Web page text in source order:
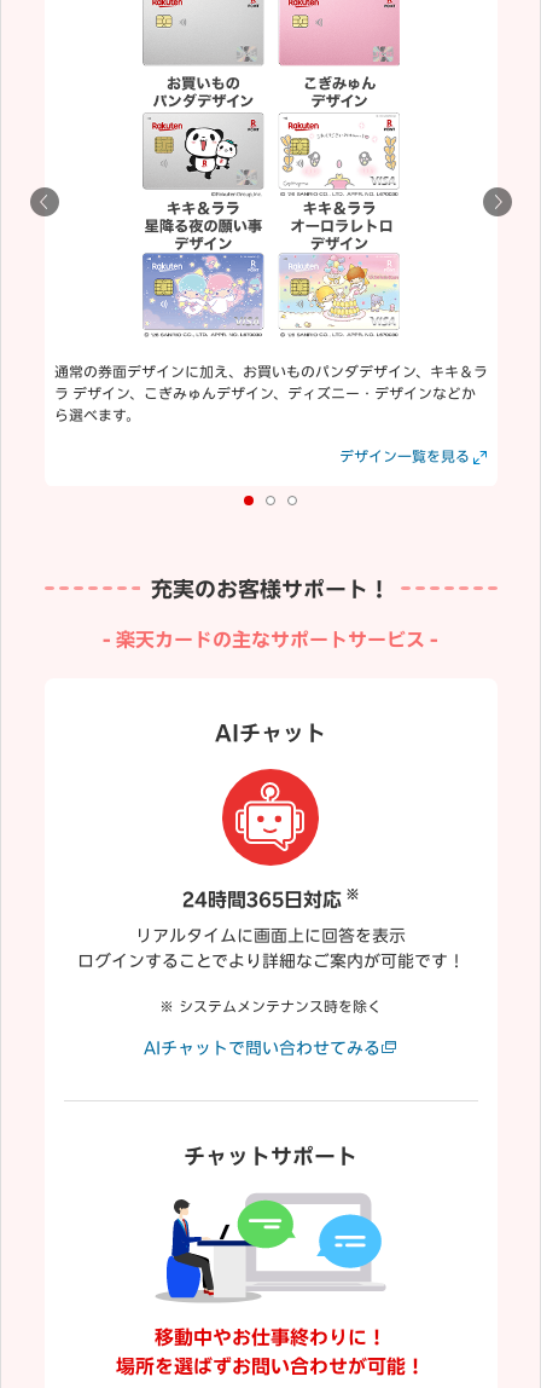
通常の券面デザインに加え、お買いものパンダデザイン、キキ＆ラ
ラ デザイン、こぎみゅんデザイン、ディズニー・デザインなどか
ら選べます。
デザイン一覧を見る
充実のお客様サポート！
楽天カードの主なサポートサービス
AIチャット
24時間365日対応※
リアルタイムに画面上に回答を表示
ログインすることでより詳細なご案内が可能です！
システムメンテナンス時を除く
AIチャットで問い合わせてみる
チャットサポート
移動中やお仕事終わりに！
場所を選ばずお問い合わせが可能！